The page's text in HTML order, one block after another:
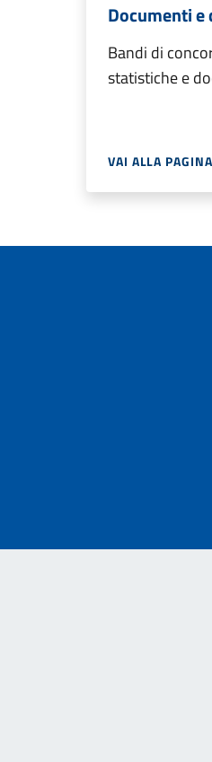
Documenti e
Bandi di
statistiche e
VAI ALLA PAGINA